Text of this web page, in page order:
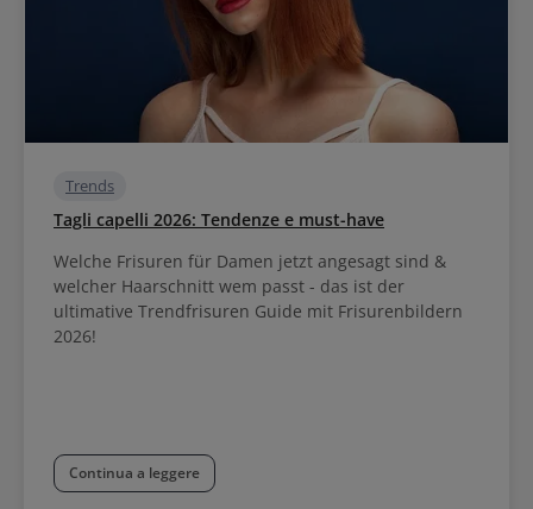
Trends
Tagli capelli 2026: Tendenze e must-have
Welche Frisuren für Damen jetzt angesagt sind &
welcher Haarschnitt wem passt - das ist der
ultimative Trendfrisuren Guide mit Frisurenbildern
2026!
Continua a leggere